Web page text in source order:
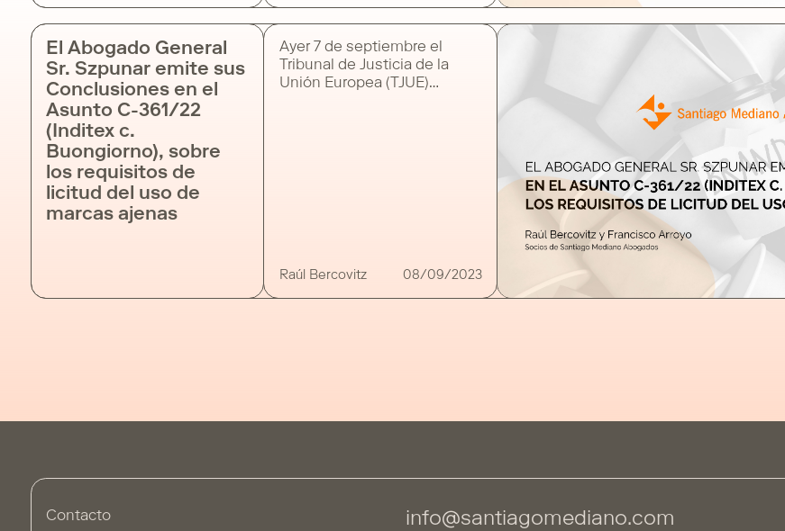
El Abogado General
Sr. Szpunar emite sus
Conclusiones en el
Asunto C-361/22
(Inditex c.
Buongiorno), sobre
los requisitos de
licitud del uso de
marcas ajenas
Ayer 7 de septiembre el
Tribunal de Justicia de la
Unión Europea (TJUE)
Buongiorno
Raúl Bercovitz 08/09/2023
Contacto
info@santiagomediano.com